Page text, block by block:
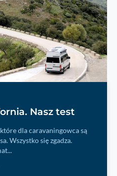
Nasz test
dla caravaningowca są
Wszystko się zgadza.